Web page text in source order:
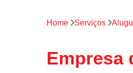
Home Serviços
Empresa